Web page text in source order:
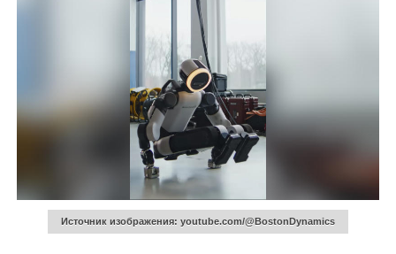
Источник изображения: youtube.com/@BostonDynamics